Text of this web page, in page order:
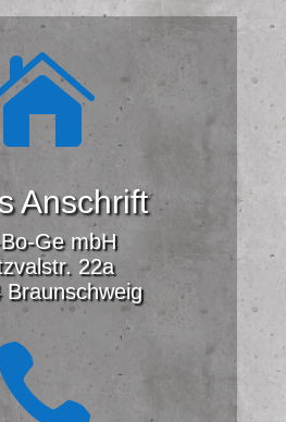
Anschrift
Ge mbH
22a
Braunschweig